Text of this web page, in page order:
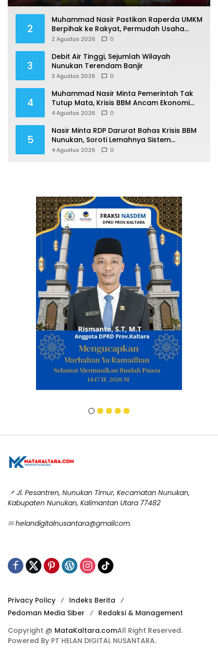
2
Muhammad Nasir Pastikan Raperda UMKM
Berpihak ke Rakyat, Permudah Usaha
hingga Perluas Pasar
2 Agustus 2026 0
3
Debit Air Tinggi, Sejumlah Wilayah
Nunukan Terendam Banjir
3 Agustus 2026 0
4
Muhammad Nasir Minta Pemerintah Tak
Tutup Mata, Krisis BBM Ancam Ekonomi
Masyarakat Nunukan
4 Agustus 2026 0
5
Nasir Minta RDP Darurat Bahas Krisis BBM
Nunukan, Soroti Lemahnya Sistem
Distribusi
4 Agustus 2026 0
📌 Jl. Pesantren, Nunukan Timur, Kecamatan Nunukan,
Kabupaten Nunukan, Kalimantan Utara 77482
✉ helandigitalnusantara@gmailcom.
Privacy Policy
Indeks Berita
Pedoman Media Siber
Redaksi & Management
Copyright @ MataKaltara.comAll Right Reserved.
Powered By PT HELAN DIGITAL NUSANTARA.